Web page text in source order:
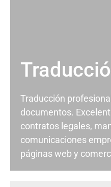
Traducción
documentos.
contratos legales,
comunicaciones
páginas web y